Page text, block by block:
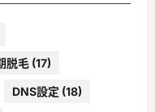
脱毛 (17)
DNS設定 (18)